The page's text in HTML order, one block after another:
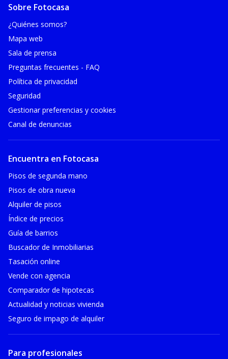
Sobre Fotocasa
¿Quiénes somos?
Mapa web
Sala de prensa
Preguntas frecuentes - FAQ
Política de privacidad
Seguridad
Gestionar preferencias y cookies
Canal de denuncias
Encuentra en Fotocasa
Pisos de segunda mano
Pisos de obra nueva
Alquiler de pisos
Índice de precios
Guía de barrios
Buscador de Inmobiliarias
Tasación online
Vende con agencia
Comparador de hipotecas
Actualidad y noticias vivienda
Seguro de impago de alquiler
Para profesionales